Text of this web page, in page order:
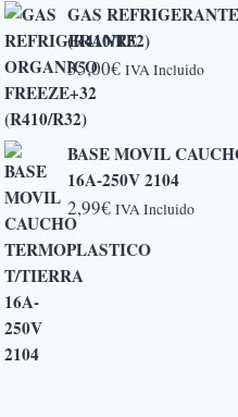
desde
hasta
GAS
(R410/R32)
35,00€ IVA Incluido
BASE MOVIL
16A-250V 2104
2,99€ IVA Incluido